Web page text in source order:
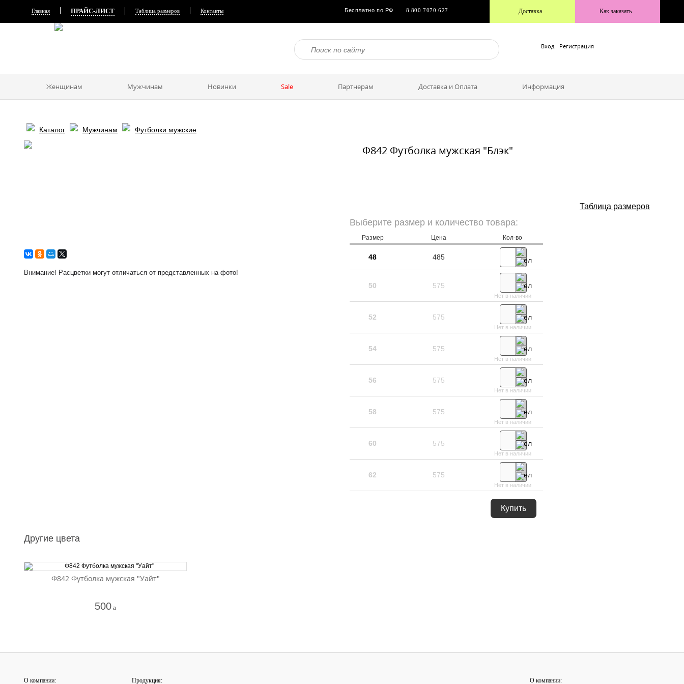
Главная ПРАЙС-ЛИСТ Таблица размеров Контакты Бесплатно по РФ 8 800 7070 627 Доставка Как заказать
Вход Регистрация
Женщинам Мужчинам Новинки Sale Партнерам Доставка и Оплата Информация
Каталог Мужчинам Футболки мужские
Внимание! Расцветки могут отличаться от представленных на фото!
Ф842 Футболка мужская "Блэк"
Таблица размеров
Выберите размер и количество товара:
Размер Цена Кол-во
48 485
50 575
Нет в наличии
52 575
Нет в наличии
54 575
Нет в наличии
56 575
Нет в наличии
58 575
Нет в наличии
60 575
Нет в наличии
62 575
Нет в наличии
Купить
Другие цвета
Ф842 Футболка мужская "Уайт"
500 a
О компании: Продукция: О компании: